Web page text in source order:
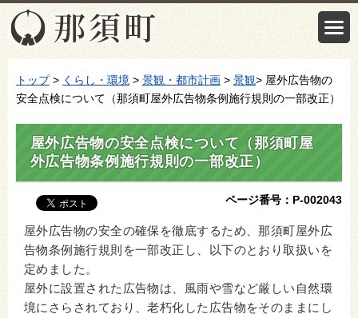
トップ> くらし・環境 > 景観・都市計画 > 景観> 屋外広告物の
安全点検について（那須町屋外広告物条例施行規則の一部改正）
屋外広告物の安全点検について（那須町屋
外広告物条例施行規則の一部改正）
ページ番号：P-002043
屋外広告物の安全の確保を徹底するため、那須町屋外広
告物条例施行規則を一部改正し、以下のとおり取扱いを
定めました。
屋外に設置された広告物は、風雨や雪など厳しい自然環
境にさらされており、老朽化した広告物をそのままにし